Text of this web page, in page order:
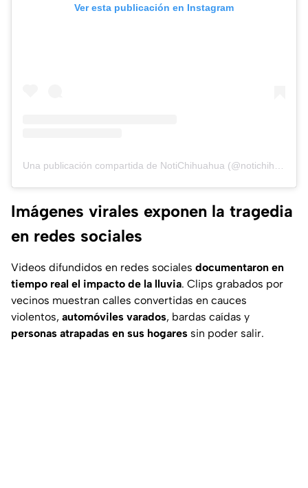
Ver esta publicación en Instagram
Una publicación compartida de NotiChihuahua (@notichihuahua_momento)
Imágenes virales exponen la tragedia
en redes sociales
Videos difundidos en redes sociales documentaron en
tiempo real el impacto de la lluvia. Clips grabados por
vecinos muestran calles convertidas en cauces
violentos, automóviles varados, bardas caídas y
personas atrapadas en sus hogares sin poder salir.